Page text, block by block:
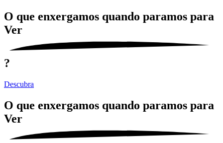
O que enxergamos quando paramos para
Ver
?
Descubra
O que enxergamos quando paramos para
Ver